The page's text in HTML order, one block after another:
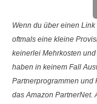
Wenn du über einen
oftmals eine kleine
keinerlei Mehrkosten
haben in keinem Fall
Partnerprogrammen und
das Amazon PartnerNet.